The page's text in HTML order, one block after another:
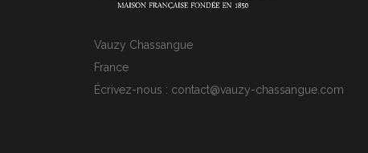
Vauzy Chassangue
France
Écrivez-nous : contact@vauzy-chassangue.com